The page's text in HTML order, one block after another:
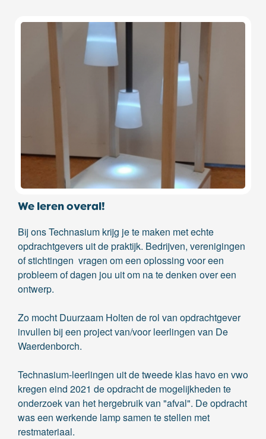
We leren overal!
Bij ons Technasium krijg je te maken met echte
opdrachtgevers uit de praktijk. Bedrijven, verenigingen
of stichtingen vragen om een oplossing voor een
probleem of dagen jou uit om na te denken over een
ontwerp.
Zo mocht Duurzaam Holten de rol van opdrachtgever
invullen bij een project van/voor leerlingen van De
Waerdenborch.
Technasium-leerlingen uit de tweede klas havo en vwo
kregen eind 2021 de opdracht de mogelijkheden te
onderzoek van het hergebruik van "afval". De opdracht
was een werkende lamp samen te stellen met
restmateriaal.